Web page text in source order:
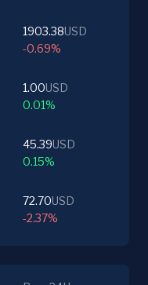
1903.38USD
-0.69%
1.00USD
0.01%
45.39USD
0.15%
72.70USD
-2.37%